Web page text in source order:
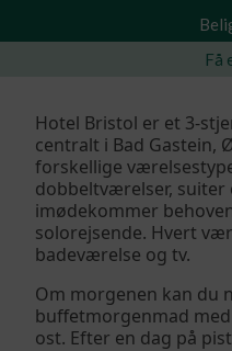
Få
Hotel Bristol er et 3-
centralt i Bad Gastein,
forskellige
dobbeltværelser, suiter
imødekommer
solorejsende. Hvert
badeværelse og tv.​
Om morgenen kan du
buffetmorgenmad
ost. Efter en dag på